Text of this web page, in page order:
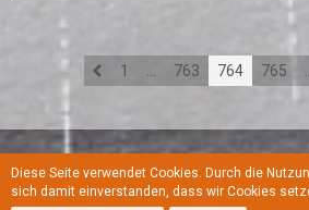
1 763 764 765
Regeln Datenschutzerklärung Kontakt
Diese Seite verwendet Cookies. Durch die
sich damit einverstanden, dass wir Cookies